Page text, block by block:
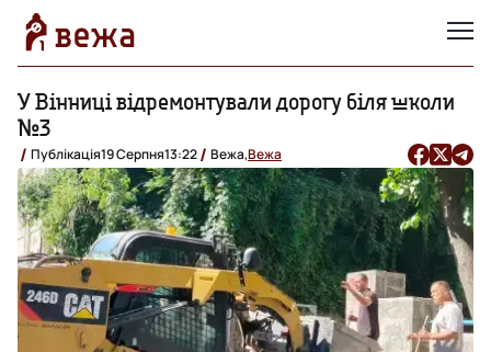
У Вінниці відремонтували дорогу біля школи
№3
Публікація19 Серпня13:22 Вежа,Вежа